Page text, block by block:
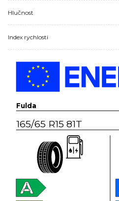
Hlučnost
Index rychlosti
Fulda
165/65 R15 81T
A